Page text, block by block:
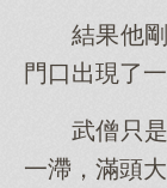
結果他
門口出現了一
武僧只
一滯，滿頭